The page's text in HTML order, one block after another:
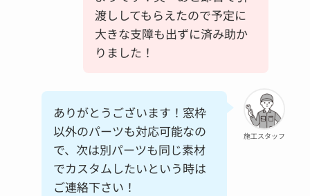
渡ししてもらえたので予定に
大きな支障も出ずに済み助か
りました！
施工スタッフ
ありがとうございます！窓枠
以外のパーツも対応可能なの
で、次は別パーツも同じ素材
でカスタムしたいという時は
ご連絡下さい！